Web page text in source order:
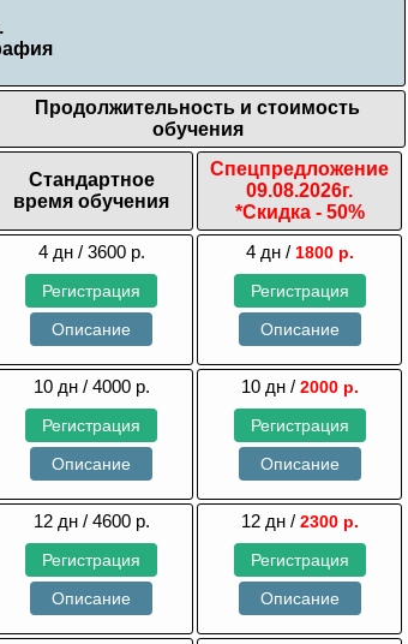
Продолжительность и стоимость
обучения
Стандартное
время обучения
Спецпредложение
09.08.2026г.
*Скидка - 50%
4 дн / 3600 р.
Регистрация
Описание
4 дн / 1800 р.
Регистрация
Описание
10 дн / 4000 р.
Регистрация
Описание
10 дн / 2000 р.
Регистрация
Описание
12 дн / 4600 р.
Регистрация
Описание
12 дн / 2300 р.
Регистрация
Описание